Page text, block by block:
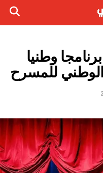
وطنيا
الوطني للمسرح